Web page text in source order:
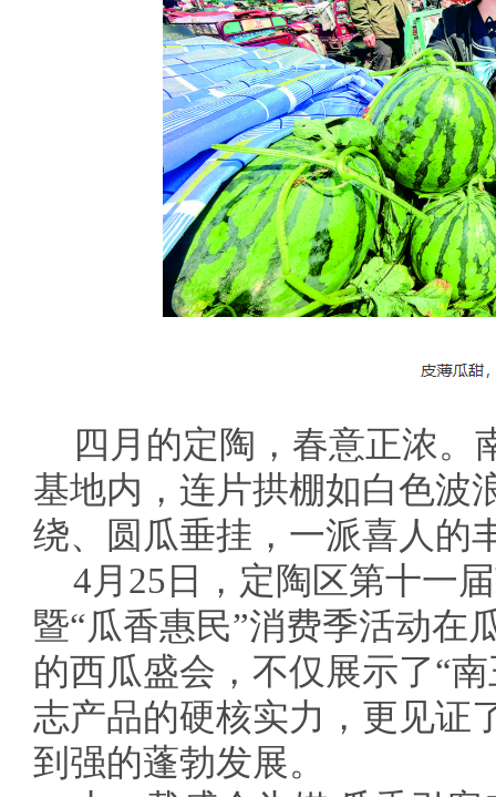
四月的定陶，春意正浓。
基地内，连片拱棚如白色波
绕、圆瓜垂挂，一派喜人的
4月25日，定陶区第十一
暨“瓜香惠民”消费季活动在
的西瓜盛会，不仅展示了“
志产品的硬核实力，更见证
到强的蓬勃发展。